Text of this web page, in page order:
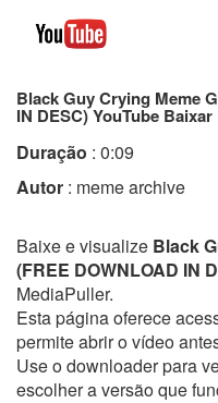
Black Guy Crying Meme
IN DESC) YouTube Baixar
Duração : 0:09
Autor : meme archive
Baixe e visualize Black
(FREE DOWNLOAD IN
MediaPuller.
Esta página oferece
permite abrir o vídeo
Use o downloader para
escolher a versão que